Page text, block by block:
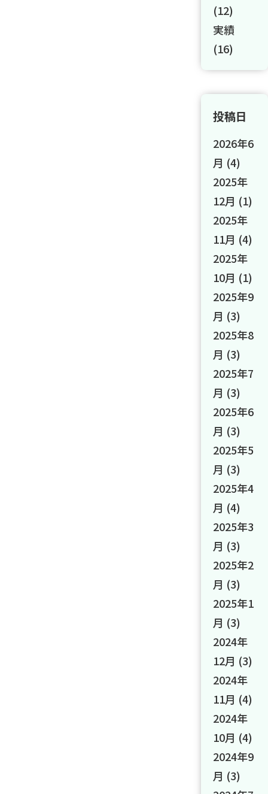
(12)
実績
(16)
投稿日
2026年6
月 (4)
2025年
12月 (1)
2025年
11月 (4)
2025年
10月 (1)
2025年9
月 (3)
2025年8
月 (3)
2025年7
月 (3)
2025年6
月 (3)
2025年5
月 (3)
2025年4
月 (4)
2025年3
月 (3)
2025年2
月 (3)
2025年1
月 (3)
2024年
12月 (3)
2024年
11月 (4)
2024年
10月 (4)
2024年9
月 (3)